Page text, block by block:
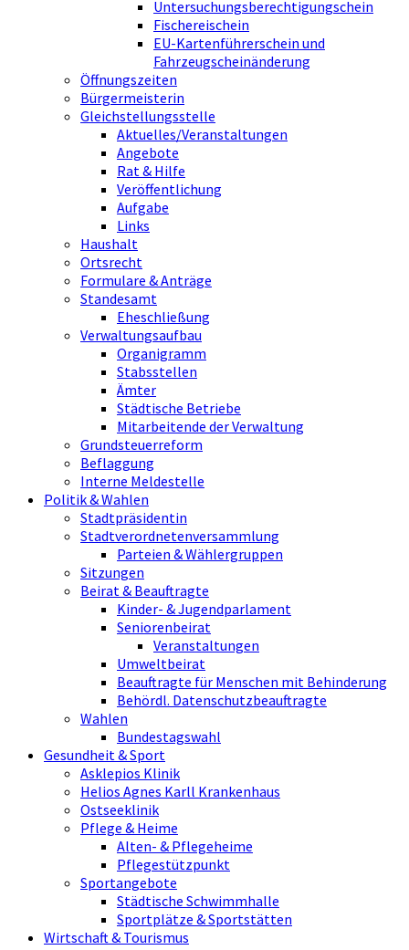
Untersuchungsberechtigungschein
Fischereischein
EU-Kartenführerschein und
Fahrzeugscheinänderung
Öffnungszeiten
Bürgermeisterin
Gleichstellungsstelle
Aktuelles/Veranstaltungen
Angebote
Rat & Hilfe
Veröffentlichung
Aufgabe
Links
Haushalt
Ortsrecht
Formulare & Anträge
Standesamt
Eheschließung
Verwaltungsaufbau
Organigramm
Stabsstellen
Ämter
Städtische Betriebe
Mitarbeitende der Verwaltung
Grundsteuerreform
Beflaggung
Interne Meldestelle
Politik & Wahlen
Stadtpräsidentin
Stadtverordnetenversammlung
Parteien & Wählergruppen
Sitzungen
Beirat & Beauftragte
Kinder- & Jugendparlament
Seniorenbeirat
Veranstaltungen
Umweltbeirat
Beauftragte für Menschen mit Behinderung
Behördl. Datenschutzbeauftragte
Wahlen
Bundestagswahl
Gesundheit & Sport
Asklepios Klinik
Helios Agnes Karll Krankenhaus
Ostseeklinik
Pflege & Heime
Alten- & Pflegeheime
Pflegestützpunkt
Sportangebote
Städtische Schwimmhalle
Sportplätze & Sportstätten
Wirtschaft & Tourismus